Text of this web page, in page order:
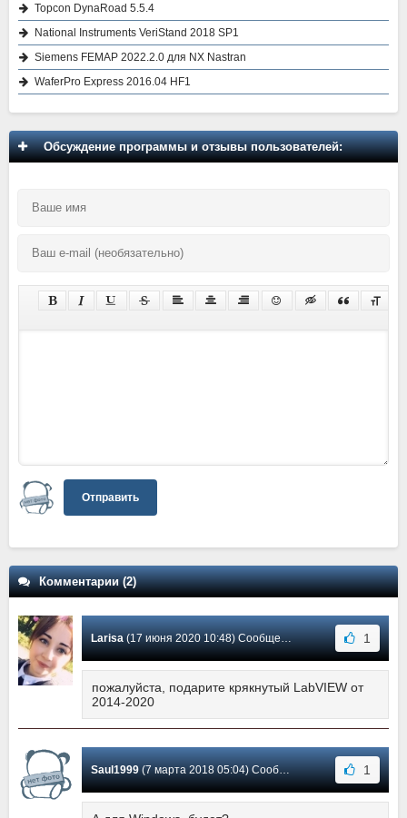
Topcon DynaRoad 5.5.4
National Instruments VeriStand 2018 SP1
Siemens FEMAP 2022.2.0 для NX Nastran
WaferPro Express 2016.04 HF1
Обсуждение программы и отзывы пользователей:
Отправить
Комментарии (2)
Larisa(17 июня 2020 10:48) Сообщение #2 1
пожалуйста, подарите крякнутый LabVIEW от
2014-2020
Saul1999(7 марта 2018 05:04) Сообщение #1 1